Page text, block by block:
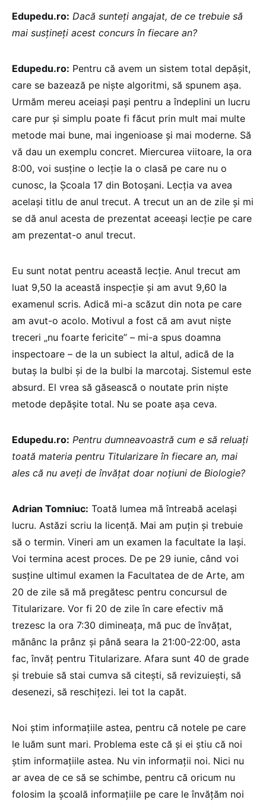
Edupedu.ro: Dacă sunteți angajat, de ce trebuie să
mai susțineți acest concurs în fiecare an?
Edupedu.ro: Pentru că avem un sistem total depășit,
care se bazează pe niște algoritmi, să spunem așa.
Urmăm mereu aceiași pași pentru a îndeplini un lucru
care pur și simplu poate fi făcut prin mult mai multe
metode mai bune, mai ingenioase și mai moderne. Să
vă dau un exemplu concret. Miercurea viitoare, la ora
8:00, voi susține o lecție la o clasă pe care nu o
cunosc, la Școala 17 din Botoșani. Lecția va avea
același titlu de anul trecut. A trecut un an de zile și mi
se dă anul acesta de prezentat aceeași lecție pe care
am prezentat-o anul trecut.
Eu sunt notat pentru această lecție. Anul trecut am
luat 9,50 la această inspecție și am avut 9,60 la
examenul scris. Adică mi-a scăzut din nota pe care
am avut-o acolo. Motivul a fost că am avut niște
treceri „nu foarte fericite” – mi-a spus doamna
inspectoare – de la un subiect la altul, adică de la
butaș la bulbi și de la bulbi la marcotaj. Sistemul este
absurd. El vrea să găsească o noutate prin niște
metode depășite total. Nu se poate așa ceva.
Edupedu.ro: Pentru dumneavoastră cum e să reluați
toată materia pentru Titularizare în fiecare an, mai
ales că nu aveți de învățat doar noțiuni de Biologie?
Adrian Tomniuc: Toată lumea mă întreabă același
lucru. Astăzi scriu la licență. Mai am puțin și trebuie
să o termin. Vineri am un examen la facultate la Iași.
Voi termina acest proces. De pe 29 iunie, când voi
susține ultimul examen la Facultatea de de Arte, am
20 de zile să mă pregătesc pentru concursul de
Titularizare. Vor fi 20 de zile în care efectiv mă
trezesc la ora 7:30 dimineața, mă puc de învățat,
mănânc la prânz și până seara la 21:00-22:00, asta
fac, învăț pentru Titularizare. Afara sunt 40 de grade
și trebuie să stai cumva să citești, să revizuiești, să
desenezi, să reschițezi. Iei tot la capăt.
Noi știm informațiile astea, pentru că notele pe care
le luăm sunt mari. Problema este că și ei știu că noi
știm informațiile astea. Nu vin informații noi. Nici nu
ar avea de ce să se schimbe, pentru că oricum nu
folosim la școală informațiile pe care le învățăm noi